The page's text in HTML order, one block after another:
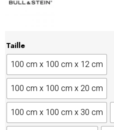
Taille
100 cm x 100 cm x 12 cm
100 cm x 100 cm x 20 cm
100 cm x 100 cm x 30 cm